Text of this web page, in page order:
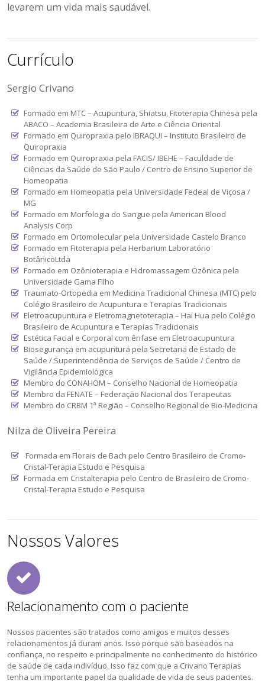
levarem um vida mais saudável.
Currículo
Sergio Crivano
Formado em MTC – Acupuntura, Shiatsu, Fitoterapia Chinesa pela
ABACO – Academia Brasileira de Arte e Ciência Oriental
Formado em Quiropraxia pelo IBRAQUI – Instituto Brasileiro de
Quiropraxia
Formado em Quiropraxia pela FACIS/ IBEHE – Faculdade de
Ciências da Saúde de São Paulo / Centro de Ensino Superior de
Homeopatia
Formado em Homeopatia pela Universidade Fedeal de Viçosa /
MG
Formado em Morfologia do Sangue pela American Blood
Analysis Corp
Formado em Ortomolecular pela Universidade Castelo Branco
Formado em Fitoterapia pela Herbarium Laboratório
BotânicoLtda
Formado em Ozônioterapia e Hidromassagem Ozônica pela
Universidade Gama Filho
Traumato-Ortopedia em Medicina Tradicional Chinesa (MTC) pelo
Colégio Brasileiro de Acupuntura e Terapias Tradicionais
Eletroacupuntura e Eletromagnetoterapia – Hai Hua pelo Colégio
Brasileiro de Acupuntura e Terapias Tradicionais
Estética Facial e Corporal com ênfase em Eletroacupuntura
Biosegurança em acupuntura pela Secretaria de Estado de
Saúde / Superintendência de Serviços de Saúde / Centro de
Vigilância Epidemiológica
Membro do CONAHOM – Conselho Nacional de Homeopatia
Membro da FENATE – Federação Nacional dos Terapeutas
Membro do CRBM 1ª Região – Conselho Regional de Bio-Medicina
Nilza de Oliveira Pereira
Formada em Florais de Bach pelo Centro Brasileiro de Cromo-
Cristal-Terapia Estudo e Pesquisa
Formada em Cristalterapia pelo Centro de Brasileiro de Cromo-
Cristal-Terapia Estudo e Pesquisa
Nossos Valores
Relacionamento com o paciente
Nossos pacientes são tratados como amigos e muitos desses
relacionamentos já duram anos. Isso porque são baseados na
confiança, no respeito e principalmente no conhecimento do histórico
de saúde de cada indivíduo. Isso faz com que a Crivano Terapias
tenha um importante papel da qualidade de vida de seus pacientes.